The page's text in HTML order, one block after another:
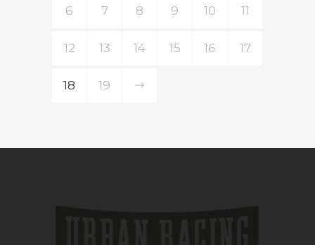
6 7 8 9 10 11
12 13 14 15 16 17
18 19